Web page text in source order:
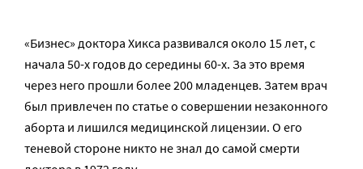
«Бизнес» доктора Хикса развивался около 15 лет, с
начала 50-х годов до середины 60-х. За это время
через него прошли более 200 младенцев. Затем врач
был привлечен по статье о совершении незаконного
аборта и лишился медицинской лицензии. О его
теневой стороне никто не знал до самой смерти